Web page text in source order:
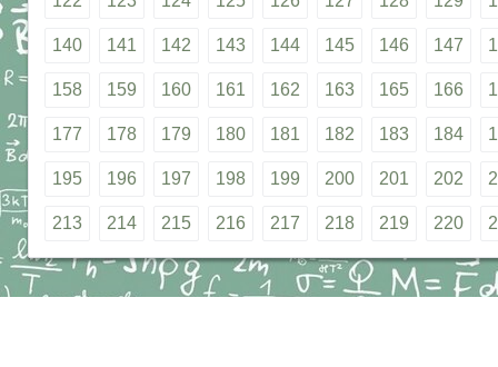
140 141 142 143 144 145 146 147
158 159 160 161 162 163 165 166
177 178 179 180 181 182 183 184
195 196 197 198 199 200 201 202
213 214 215 216 217 218 219 220